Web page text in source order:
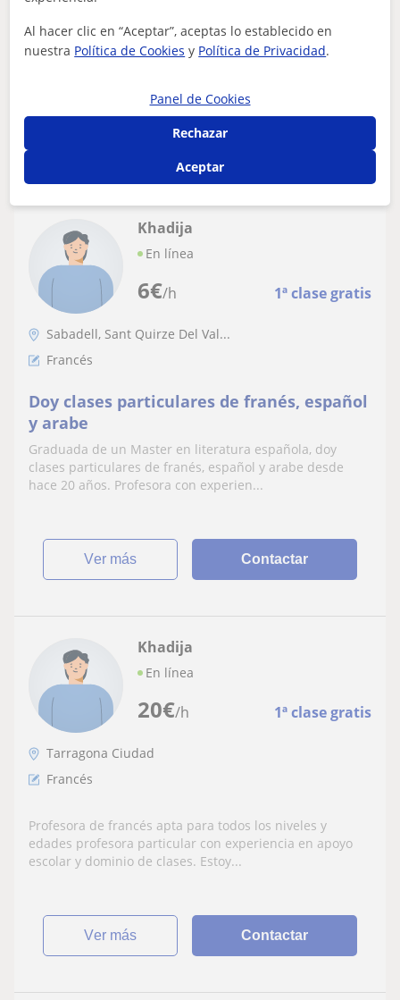
Residente en Francia y cursando un doble grado
hispano-francés en derecho, tengo experiencia y un alto
6€/h 1ª clase gratis
Khadija
En línea
Sabadell, Sant Quirze Del Val...
Francés
Doy clases particulares de franés, español
y arabe
Graduada de un Master en literatura española, doy
clases particulares de franés, español y arabe desde
hace 20 años. Profesora con experien...
ver más Contactar
20€/h 1ª clase gratis
Khadija
En línea
Tarragona Ciudad
Francés
Profesora de francés apta para todos los niveles y
edades profesora particular con experiencia en apoyo
escolar y dominio de clases. Estoy...
ver más Contactar
Al hacer clic en “Aceptar”, aceptas lo establecido en
nuestra Política de Cookies y Política de Privacidad.
Panel de Cookies
Rechazar
Aceptar